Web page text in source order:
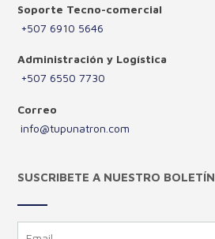
Soporte Tecno-comercial
+507 6910 5646
Administración y Logística
+507 6550 7730
Correo
info@tupunatron.com
SUSCRIBETE A NUESTRO BOLETÍN